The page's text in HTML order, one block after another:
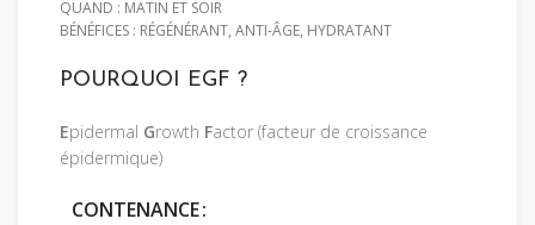
QUAND : MATIN ET SOIR
BÉNÉFICES : RÉGÉNÉRANT, ANTI-ÂGE, HYDRATANT
POURQUOI EGF ?
Epidermal Growth Factor (facteur de croissance
épidermique)
CONTENANCE